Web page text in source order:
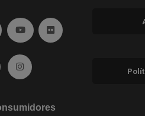
(abre en ventana nueva)
twitter (abre en ventana nueva)
Ir a YouTube (abre en ventana
Ir a Flickr (abre en
(abre en ventana nueva)
Blog (abre en ventana nueva)
Ir a Instagram (abre en ventana